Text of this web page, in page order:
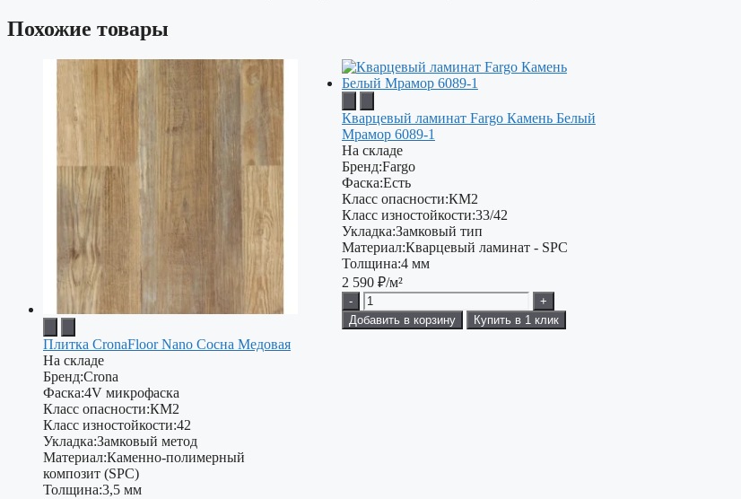
Похожие товары
Плитка CronaFloor Nano Сосна Медовая
На складе
Бренд:Crona
Фаска:4V микрофаска
Класс опасности:КМ2
Класс изностойкости:42
Укладка:Замковый метод
Материал:Каменно-полимерный
композит (SPC)
Толщина:3,5 мм
Кварцевый ламинат Fargo Камень Белый
Мрамор 6089-1
На складе
Бренд:Fargo
Фаска:Есть
Класс опасности:КМ2
Класс изностойкости:33/42
Укладка:Замковый тип
Материал:Кварцевый ламинат - SPC
Толщина:4 мм
2 590 ₽/м²
-
+
Добавить в корзину
Купить в 1 клик